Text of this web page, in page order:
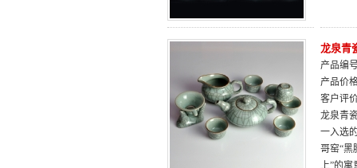
龙泉青
产品编
产品价
客户评
龙泉青
一入选
哥窑“黑
上”的寓